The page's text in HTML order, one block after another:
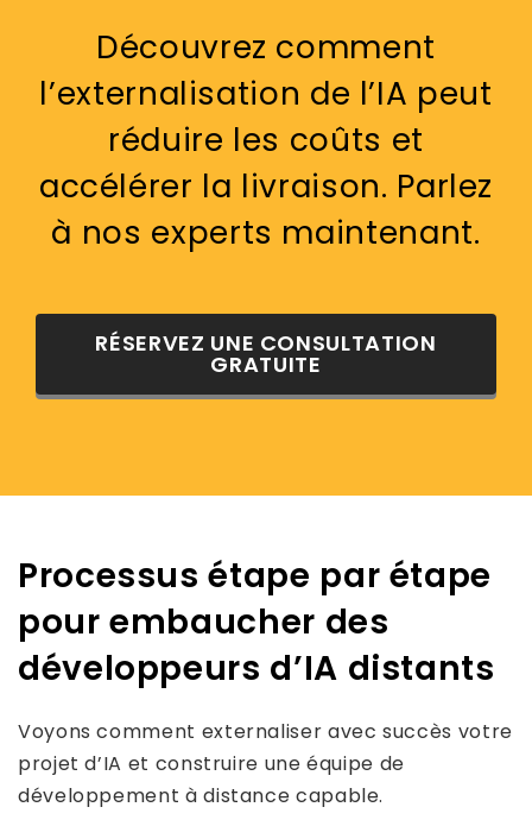
Découvrez comment
l’externalisation de l’IA peut
réduire les coûts et
accélérer la livraison. Parlez
à nos experts maintenant.
RÉSERVEZ UNE CONSULTATION
GRATUITE
Processus étape par étape
pour embaucher des
développeurs d’IA distants
Voyons comment externaliser avec succès votre
projet d’IA et construire une équipe de
développement à distance capable.